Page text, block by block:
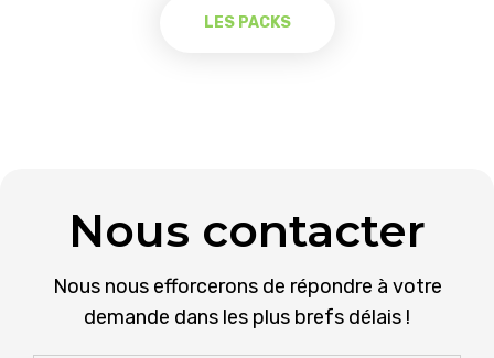
LES PACKS
Nous contacter
Nous nous efforcerons de répondre à votre
demande dans les plus brefs délais !